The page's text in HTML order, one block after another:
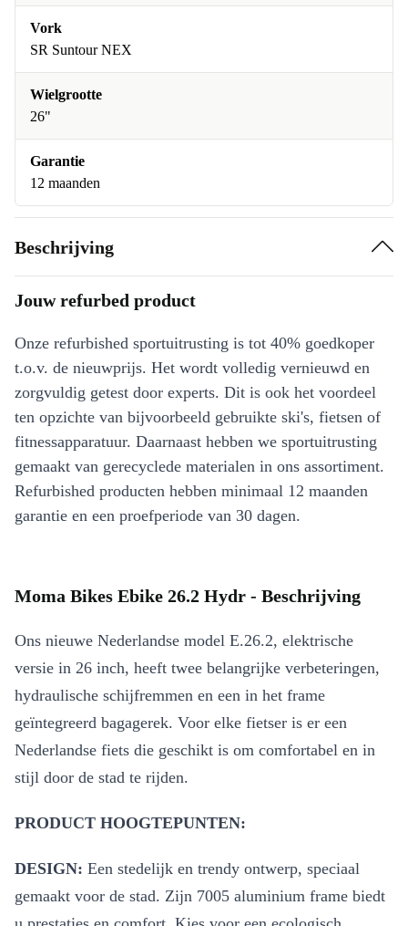
Vork
SR Suntour NEX
Wielgrootte
26"
Garantie
12 maanden
Beschrijving
Jouw refurbed product
Onze refurbished sportuitrusting is tot 40% goedkoper
t.o.v. de nieuwprijs. Het wordt volledig vernieuwd en
zorgvuldig getest door experts. Dit is ook het voordeel
ten opzichte van bijvoorbeeld gebruikte ski's, fietsen of
fitnessapparatuur. Daarnaast hebben we sportuitrusting
gemaakt van gerecyclede materialen in ons assortiment.
Refurbished producten hebben minimaal 12 maanden
garantie en een proefperiode van 30 dagen.
Moma Bikes Ebike 26.2 Hydr - Beschrijving
Ons nieuwe Nederlandse model E.26.2, elektrische
versie in 26 inch, heeft twee belangrijke verbeteringen,
hydraulische schijfremmen en een in het frame
geïntegreerd bagagerek. Voor elke fietser is er een
Nederlandse fiets die geschikt is om comfortabel en in
stijl door de stad te rijden.
PRODUCT HOOGTEPUNTEN:
DESIGN: Een stedelijk en trendy ontwerp, speciaal
gemaakt voor de stad. Zijn 7005 aluminium frame biedt